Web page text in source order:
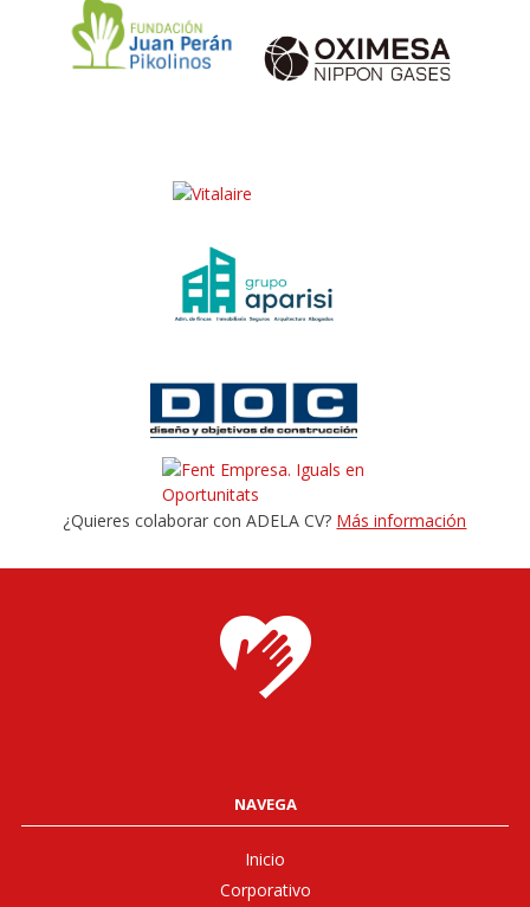
¿Quieres colaborar con ADELA CV? Más información
NAVEGA
Inicio
Corporativo